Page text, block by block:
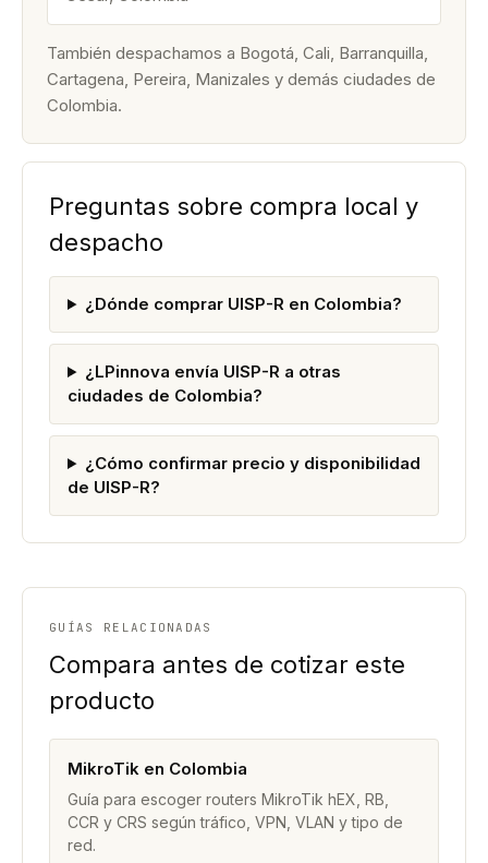
También despachamos a Bogotá, Cali, Barranquilla,
Cartagena, Pereira, Manizales y demás ciudades de
Colombia.
Preguntas sobre compra local y
despacho
¿Dónde comprar UISP-R en Colombia?
¿LPinnova envía UISP-R a otras
ciudades de Colombia?
¿Cómo confirmar precio y disponibilidad
de UISP-R?
GUÍAS RELACIONADAS
Compara antes de cotizar este
producto
MikroTik en Colombia
Guía para escoger routers MikroTik hEX, RB,
CCR y CRS según tráfico, VPN, VLAN y tipo de
red.